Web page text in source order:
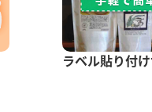
ラベル貼り付